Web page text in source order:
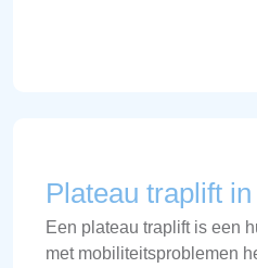
Plateau traplift
Een plateau traplift is een
met mobiliteitsproblemen